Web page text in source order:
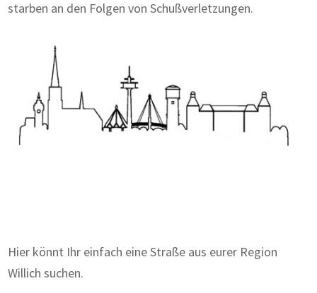
starben an den Folgen von Schußverletzungen.
Hier könnt Ihr einfach eine Straße aus eurer Region
Willich suchen.